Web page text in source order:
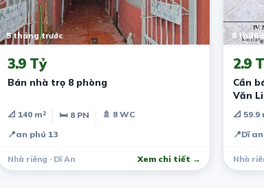
5 tháng trước
3.9 Tỷ
Bán nhà trọ 8 phòng
📐 140 m² 🛏 8 PN
🚿 8 WC
📍an phú 13
Nhà riêng · Dĩ An Xem chi tiết →
6
2.9
Cần
Văn
📐 59.9
📍Dĩ
Nhà